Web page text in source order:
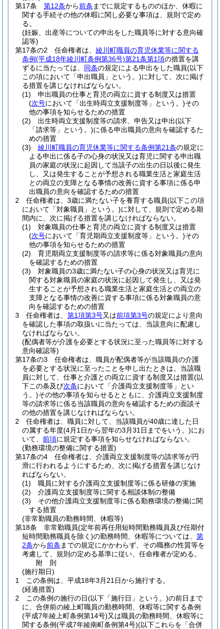
第17条
第12条から前条 までに規定するもののほか、休暇に
関する手続その他の休暇に関し必要な事項は、規則で定め
る。
(妊娠、出産等についての申出をした職員等に対する意向確
認等)
第17条の2
任命権者は、 綾川町職員の育児休業等に関する
条例(平成18年綾川町条例第36号)第21条第1項の措置を講
ずるに当たっては、 同条の規定による申出をした職員(以下
この項において「申出職員」という。)に対して、次に掲げ
る措置を講じなければならない。
(1)
申出職員の仕事と育児の両立に資する制度又は措置
(次号において「出生時両立支援制度等」という。)その
他の事項を知らせるための措置
(2)
出生時両立支援制度等の請求、申告又は申出(以下
「請求等」という。)に係る申出職員の意向を確認するた
めの措置
(3)
綾川町職員の育児休業等に関する条例第21条の規定に
よる申出に係る子の心身の状況又は育児に関する申出職
員の家庭の状況に起因して当該子の出生の日以後に発生
し、又は発生することが予想される職業生活と家庭生活
との両立の支障となる事情の改善に資する事項に係る申
出職員の意向を確認するための措置
2
任命権者は、3歳に満たない子を養育する職員(以下この項
において「対象職員」という。)に対して、規則で定める期
間内に、次に掲げる措置を講じなければならない。
(1)
対象職員の仕事と育児の両立に資する制度又は措置
(次号において「育児期両立支援制度等」という。)その
他の事項を知らせるための措置
(2)
育児期両立支援制度等の請求等に係る対象職員の意向
を確認するための措置
(3)
対象職員の3歳に満たない子の心身の状況又は育児に
関する対象職員の家庭の状況に起因して発生し、又は発
生することが予想される職業生活と家庭生活との両立の
支障となる事情の改善に資する事項に係る対象職員の意
向を確認するための措置
3
任命権者は、 第1項第3号又は前項第3号の規定により意向
を確認した事項の取扱いに当たっては、当該意向に配慮し
なければならない。
(配偶者等が介護を必要とする状況に至った職員等に対する
意向確認等)
第17条の3
任命権者は、職員が配偶者等が当該職員の介護
を必要とする状況に至ったことを申し出たときは、当該職
員に対して、仕事と介護との両立に資する制度又は措置(以
下この条及び次条において「介護両立支援制度等」とい
う。)その他の事項を知らせるとともに、介護両立支援制度
等の請求等に係る当該職員の意向を確認するための面談そ
の他の措置を講じなければならない。
2
任命権者は、職員に対して、当該職員が40歳に達した日
の属する年度(4月1日から翌年の3月31日までをいう。)にお
いて、 前項に規定する事項を知らせなければならない。
(勤務環境の整備に関する措置)
第17条の4
任命権者は、介護両立支援制度等の請求等が円
滑に行われるようにするため、次に掲げる措置を講じなけ
ればならない。
(1)
職員に対する介護両立支援制度等に係る研修の実施
(2)
介護両立支援制度等に関する相談体制の整備
(3)
その他介護両立支援制度等に係る勤務環境の整備に関
する措置
(非常勤職員の勤務時間、休暇等)
第18条
非常勤職員(定年前再任用短時間勤務職員及び任期付
短時間勤務職員を除く)の勤務時間、休暇等については、 第
2条から前条 までの規定にかかわらず、その職務の性質等を
考慮して、規則の定める基準に従い、任命権者が定める。
附 則
(施行期日)
1
この条例は、平成18年3月21日から施行する。
(経過措置)
2
この条例の施行の日(以下「施行日」という。)の前日まで
に、合併前の綾上町職員の勤務時間、休暇等に関する条例
(平成7年綾上町条例第14号)又は職員の勤務時間、休暇等に
関する条例(平成7年綾南町条例第4号)(以下これらを「合併